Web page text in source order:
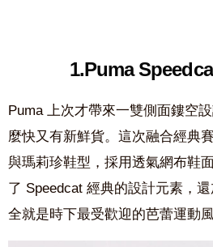
1.Puma
Puma 上次才帶來一雙側面鏤空
麼快又有新鮮貨。這次融合經典
與瑪莉珍鞋型，採用透氣網布鞋
了 Speedcat 經典的設計元素，
全就是時下最受歡迎的芭蕾運動風